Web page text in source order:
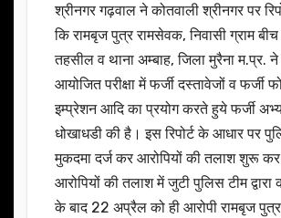
श्रीनगर गढ़वाल ने कोतवाली श्रीनगर पर
कि रामबृज पुत्र रामसेवक, निवासी ग्राम बीच
तहसील व थाना अम्बाह, जिला मुरैना म.प्र. ने
आयोजित परीक्षा में फर्जी दस्तावेजों व फर्जी
इम्प्रेशन आदि का प्रयोग करते हुये फर्जी
धोखाधडी की है। इस रिपोर्ट के आधार पर
मुकदमा दर्ज कर आरोपियों की तलाश शुरू कर
आरोपियों की तलाश में जुटी पुलिस टीम
के बाद 22 अप्रैल को ही आरोपी रामबृज